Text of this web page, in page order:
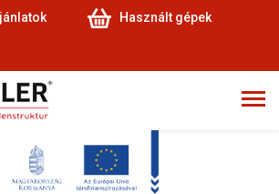
Használt gépek